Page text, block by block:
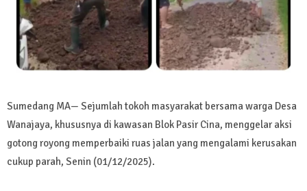
Sumedang MA— Sejumlah tokoh masyarakat bersama warga Desa
Wanajaya, khususnya di kawasan Blok Pasir Cina, menggelar aksi
gotong royong memperbaiki ruas jalan yang mengalami kerusakan
cukup parah, Senin (01/12/2025).